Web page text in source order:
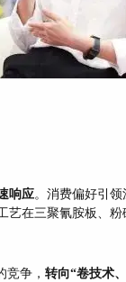
响应。消费偏好引
艺在三聚氰胺板、
竞争， 转向“卷技术